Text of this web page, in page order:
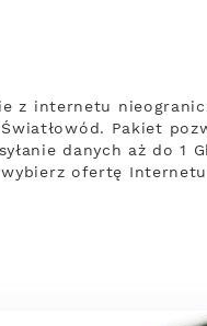
z internetu
Pakiet
danych aż do 1
ofertę